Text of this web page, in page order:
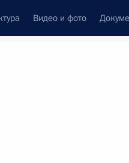
Видео и фото